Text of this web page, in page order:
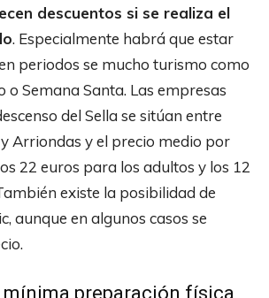
descuentos si se realiza el
. Especialmente habrá que estar
periodos se mucho turismo como
o Semana Santa. Las empresas
del Sella se sitúan entre
Arriondas y el precio medio por
22 euros para los adultos y los 12
existe la posibilidad de
aunque en algunos casos se
mínima preparación física